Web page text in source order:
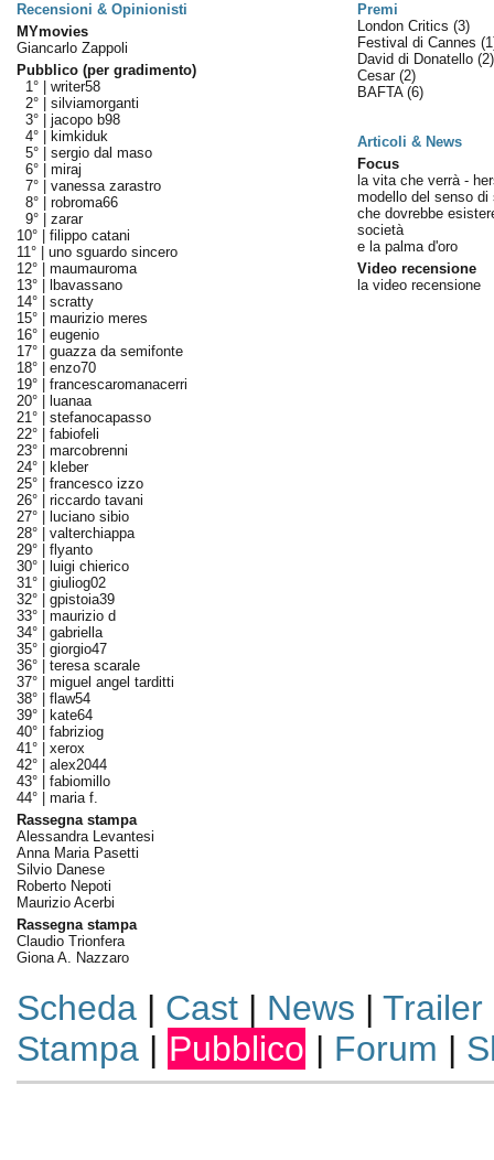
Recensioni & Opinionisti
Premi
MYmovies
Giancarlo Zappoli
Pubblico (per gradimento)
1° | writer58
2° | silviamorganti
3° | jacopo b98
4° |
kimkiduk
5° | sergio dal maso
6° | miraj
7° | vanessa zarastro
8° | robroma66
9° | zarar
10° | filippo catani
11° | uno sguardo sincero
12° | maumauroma
13° |
lbavassano
14° | scratty
15° | maurizio meres
16° | eugenio
17° | guazza da semifonte
18° | enzo70
19° | francescaromanacerri
20° |
luanaa
21° | stefanocapasso
22° | fabiofeli
23° | marcobrenni
24° |
kleber
25° | francesco izzo
26° | riccardo tavani
27° |
luciano sibio
28° | valterchiappa
29° | flyanto
30° |
luigi chierico
31° | giuliog02
32° | gpistoia39
33° | maurizio d
34° | gabriella
35° | giorgio47
36° | teresa scarale
37° | miguel angel tarditti
38° | flaw54
39° |
kate64
40° | fabriziog
41° | xerox
42° | alex2044
43° | fabiomillo
44° | maria f.
Rassegna stampa
Alessandra Levantesi
Anna Maria Pasetti
Silvio Danese
Roberto Nepoti
Maurizio Acerbi
Rassegna stampa
Claudio Trionfera
Giona A. Nazzaro
London Critics (3)
Festival di Cannes
David di Donatello (2)
Cesar (2)
BAFTA (6)
Articoli & News
Focus
la vita che verrà -
modello del senso di
che dovrebbe
società
e la palma d'oro
Video recensione
la video recensione
Scheda| Cast| News | Trailer
Stampa| Pubblico | Forum |